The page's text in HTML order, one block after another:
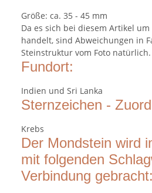
Größe: ca. 35 - 45 mm
Da es sich bei diesem Artikel
handelt, sind Abweichungen in
Steinstruktur vom Foto natürlich.
Fundort:
Indien und Sri Lanka
Sternzeichen -
Krebs
Der Mondstein wird
mit folgenden
Verbindung gebracht: